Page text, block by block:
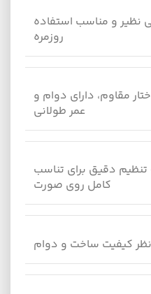
نظیر و مناسب استفاده
روزمره
مقاوم، دارای دوام و
عمر طولانی
تنظیم دقیق برای تناسب
کامل روی صورت
نظر کیفیت ساخت و دوام